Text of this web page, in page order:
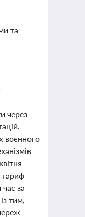
та
через
воєнного
тариф
за
тим,